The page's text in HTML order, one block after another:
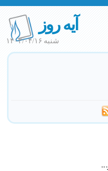
آیه روز
شنبه ۱۴۰۳/۰۴/۱۶